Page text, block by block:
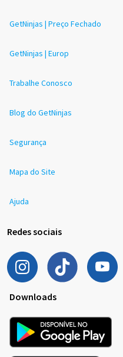
GetNinjas | Preço Fechado
GetNinjas | Europ
Trabalhe Conosco
Blog do GetNinjas
Segurança
Mapa do Site
Ajuda
Redes sociais
Downloads